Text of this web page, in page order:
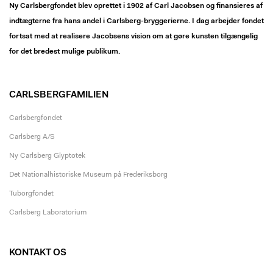
Ny Carlsbergfondet blev oprettet i 1902 af Carl Jacobsen og finansieres af
indtægterne fra hans andel i Carlsberg-bryggerierne. I dag arbejder fondet
fortsat med at realisere Jacobsens vision om at gøre kunsten tilgængelig
for det bredest mulige publikum.
CARLSBERGFAMILIEN
Carlsbergfondet
Carlsberg A/S
Ny Carlsberg Glyptotek
Det Nationalhistoriske Museum på Frederiksborg
Tuborgfondet
Carlsberg Laboratorium
KONTAKT OS